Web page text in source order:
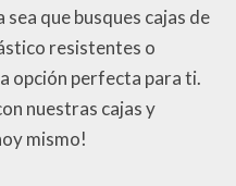
que busques cajas de
resistentes o
opción perfecta para ti.
nuestras cajas y
mismo!